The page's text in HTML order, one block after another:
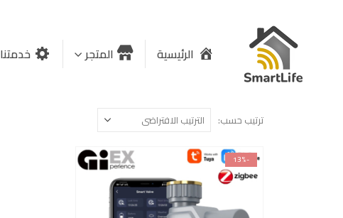
الرئيسية المتجر خدمتنا
ترتيب حسب:
-13%